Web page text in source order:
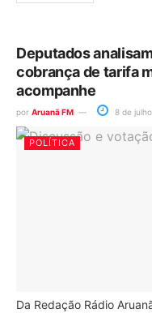
Deputados
cobrança de tarifa
acompanhe
por Aruanã FM 8 de
POLÍTICA
Da Redação Rádio